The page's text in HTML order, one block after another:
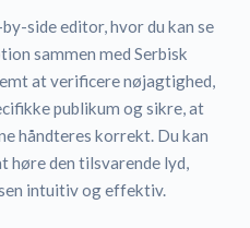
side editor, hvor du kan se
sammen med Serbisk
at verificere nøjagtighed,
publikum og sikre, at
håndteres korrekt. Du kan
høre den tilsvarende lyd,
intuitiv og effektiv.